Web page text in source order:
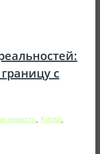
с
новость Китай